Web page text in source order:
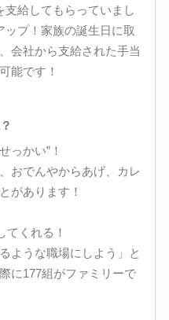
給してもらっていまし
ップ！家族の誕生日に取
会社から支給された手当
能です！
っかい”！
おでんやからあげ、カレ
があります！
くれる！
ような職場にしよう」と
に177組がファミリーで